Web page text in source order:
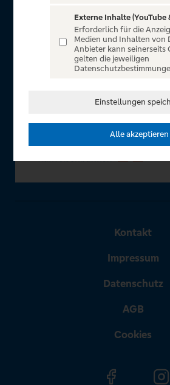
für alle Kunden der Volksbanken
unserem einzigartigen Portal finden
atemberaubende Konzerte, Musicals
Fußball-Bundesliga sowie die
In Zusammenarbeit mit
Kontakt
Impressum
Datenschutz
AGB
Cookies
Externe Inhalte (YouTube
Erforderlich für die
Medien und Inhalten von
Anbieter kann seinerseits
gelten die jeweiligen
Einstellungen
Alle akzeptieren